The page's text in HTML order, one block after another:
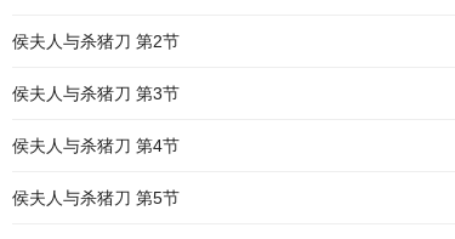
侯夫人与杀猪刀 第2节
侯夫人与杀猪刀 第3节
侯夫人与杀猪刀 第4节
侯夫人与杀猪刀 第5节